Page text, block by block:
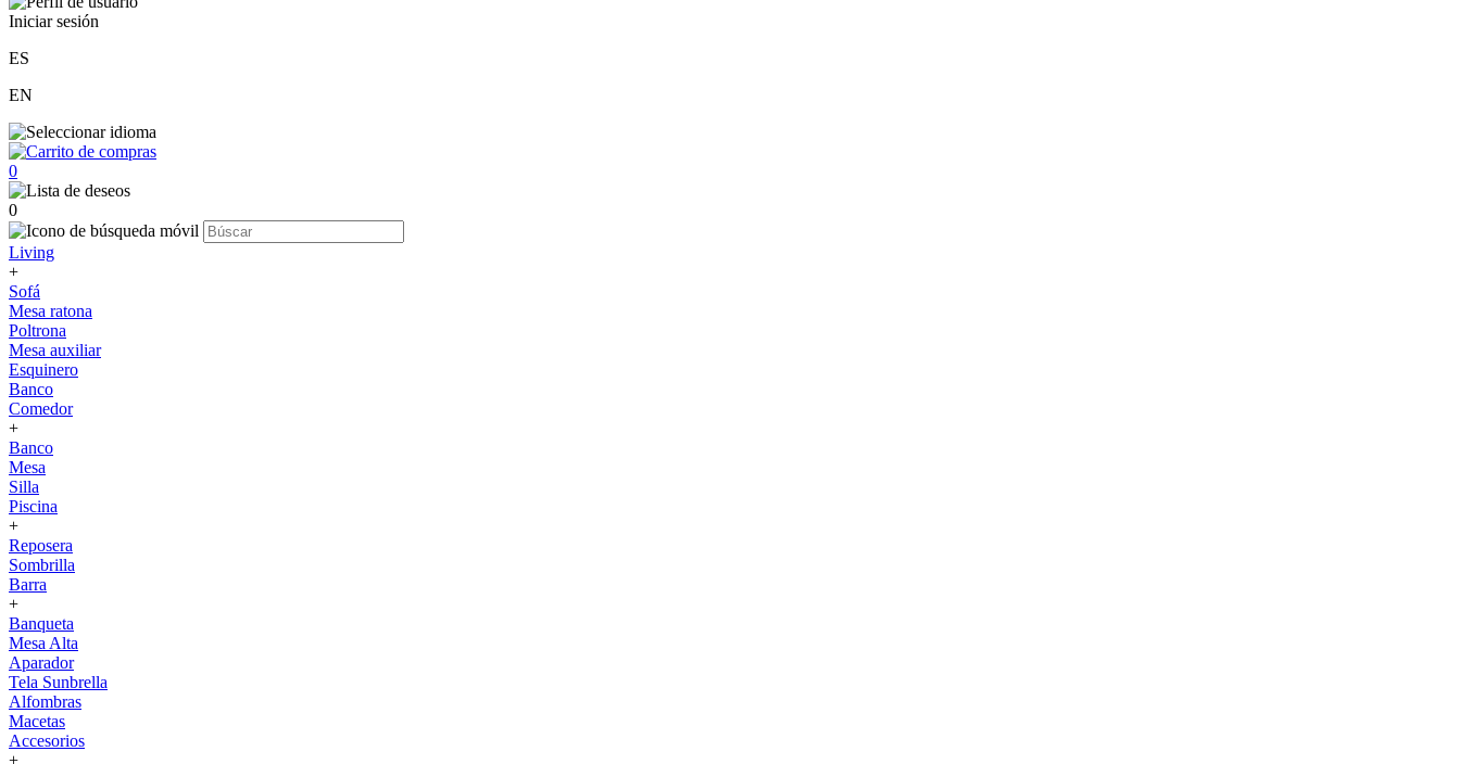
Iniciar sesión
ES
EN
0
0
Living
+
Sofá
Mesa ratona
Poltrona
Mesa auxiliar
Esquinero
Banco
Comedor
+
Banco
Mesa
Silla
Piscina
+
Reposera
Sombrilla
Barra
+
Banqueta
Mesa Alta
Aparador
Tela Sunbrella
Alfombras
Macetas
Accesorios
+